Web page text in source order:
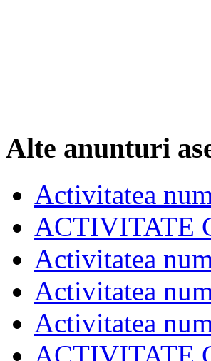
Alte anunturi
Activitatea
ACTIVITATE
Activitatea
Activitatea
Activitatea